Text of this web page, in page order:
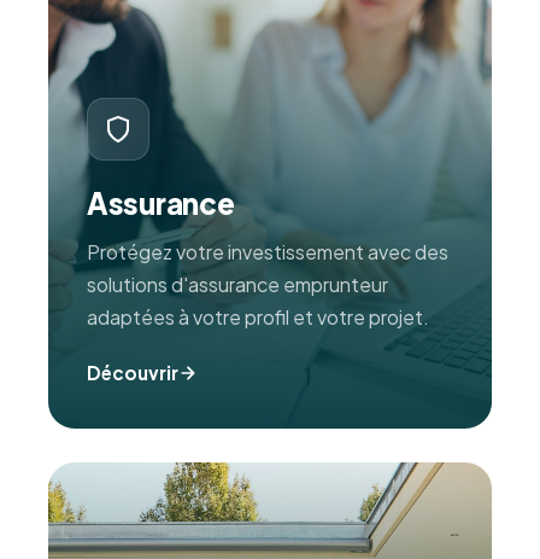
Assurance
Protégez votre investissement avec des
solutions d'assurance emprunteur
adaptées à votre profil et votre projet.
Découvrir